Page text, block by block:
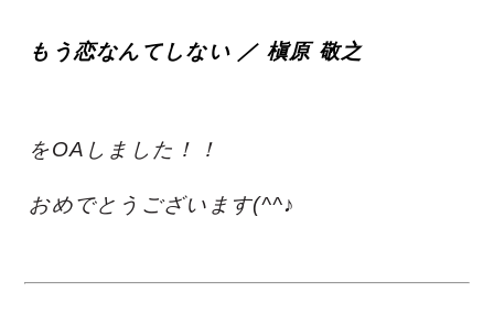
もう恋なんてしない ／ 槇原 敬之
をOAしました！！
おめでとうございます(^^♪